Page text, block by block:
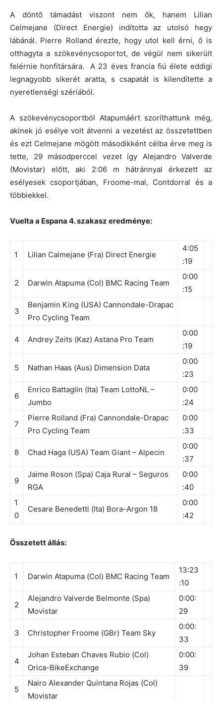
A döntő támadást viszont nem ők, hanem Lilian
Celmejane (Direct Energie) indította az utolsó hegy
lábánál. Pierre Rolland érezte, hogy utol kell érni, ő is
otthagyta a szökevénycsoportot, de végül nem sikerült
felérnie honfitársára. A 23 éves francia fiú élete eddigi
legnagyobb sikerét aratta, s csapatát is kilendítette a
nyeretlenségi szériából.
A szökevénycsoportból Atapumáért szoríthattunk még,
akinek jó esélye volt átvenni a vezetést az összetettben
és ezt Celmejane mögött másodikként célba érve meg is
tette, 29 másodperccel vezet így Alejandro Valverde
(Movistar) előtt, aki 2:06 m hátránnyal érkezett az
esélyesek csoportjában, Froome-mal, Contdorral és a
többiekkel.
Vuelta a Espana 4. szakasz eredménye:
1 Lilian Calmejane (Fra) Direct Energie
4:05
:19
2 Darwin Atapuma (Col) BMC Racing Team
0:00
:15
3
Benjamin King (USA) Cannondale-Drapac
Pro Cycling Team
4 Andrey Zeits (Kaz) Astana Pro Team
0:00
:19
5 Nathan Haas (Aus) Dimension Data
0:00
:23
6
Enrico Battaglin (Ita) Team LottoNL –
Jumbo
0:00
:24
7
Pierre Rolland (Fra) Cannondale-Drapac
Pro Cycling Team
0:00
:33
8 Chad Haga (USA) Team Giant – Alpecin
0:00
:37
9
Jaime Roson (Spa) Caja Rural – Seguros
RGA
0:00
:40
1
0
Cesare Benedetti (Ita) Bora-Argon 18
0:00
:42
Összetett állás:
1 Darwin Atapuma (Col) BMC Racing Team
13:23
:10
2
Alejandro Valverde Belmonte (Spa)
Movistar
0:00:
29
3 Christopher Froome (GBr) Team Sky
0:00:
33
4
Johan Esteban Chaves Rubio (Col)
Orica-BikeExchange
0:00:
39
5
Nairo Alexander Quintana Rojas (Col)
Movistar